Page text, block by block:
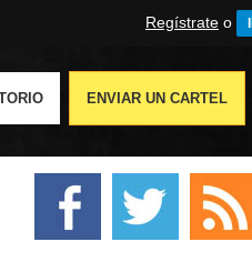
Regístrate o
ENVIAR UN CARTEL